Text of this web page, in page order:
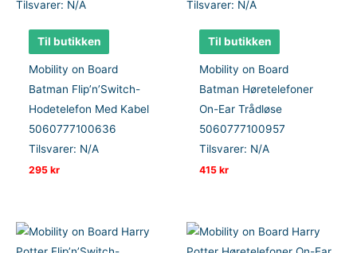
Til butikken
Mobility on Board
Batman Flip’n’Switch-
Hodetelefon Med Kabel
5060777100636
Tilsvarer: N/A
295kr
Til butikken
Mobility on Board
Batman Høretelefoner
On-Ear Trådløse
5060777100957
Tilsvarer: N/A
415kr